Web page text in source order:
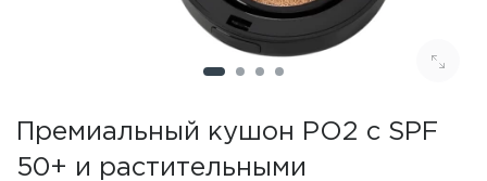
Премиальный кушон РО2 с SPF
50+ и растительными